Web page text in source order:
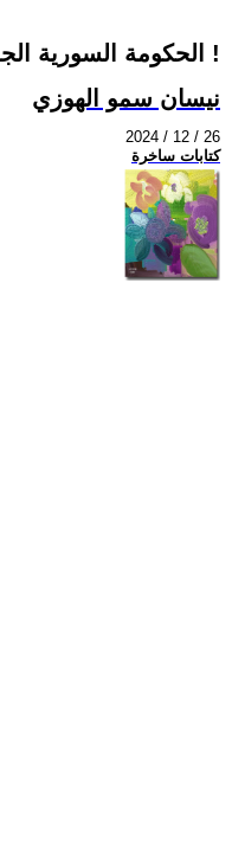
الحكومة السورية الجديدة ستضرب بيَد من حديد !
نيسان سمو الهوزي
2024 / 12 / 26
كتابات ساخرة